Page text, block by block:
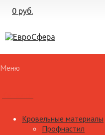
0 руб.
Меню
Кровельные материалы
Профнастил